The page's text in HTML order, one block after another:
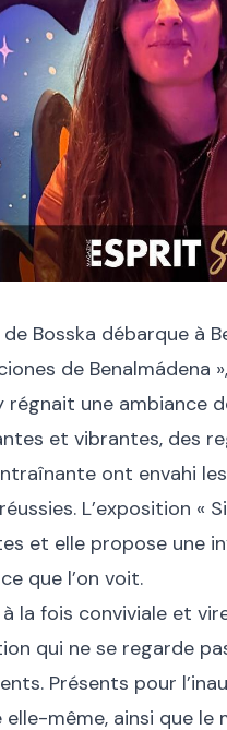
Bosska débarque à
de Benalmádena
une ambiance
et vibrantes, des
ont envahi
L’exposition «
et elle propose une
que l’on voit.
la fois conviviale et
qui ne se regarde
Présents pour
même, ainsi que le